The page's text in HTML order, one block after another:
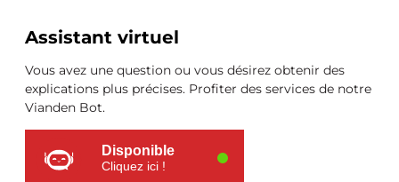
Ressources
supplémentaires
Assistant virtuel
Vous avez une question ou vous désirez obtenir des
explications plus précises. Profiter des services de notre
Vianden Bot.
Disponible
Cliquez ici !